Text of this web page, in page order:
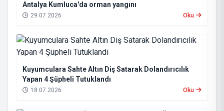
Antalya Kumluca'da orman yangını
29.07.2026 Oku
Kuyumculara Sahte Altın Diş Satarak Dolandırıcılık
Yapan 4 Şüpheli Tutuklandı
18.07.2026 Oku